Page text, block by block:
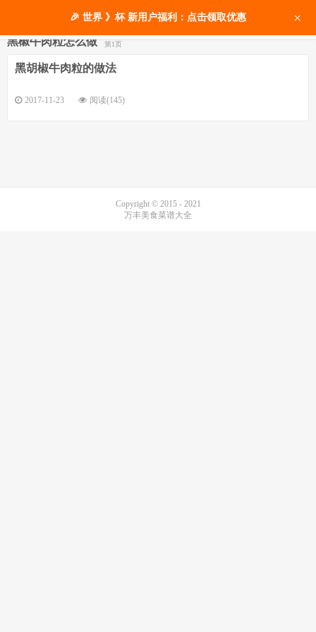
黑椒牛肉粒怎么做 第1页
黑胡椒牛肉粒的做法
2017-11-23 阅读(145)
Copyright © 2015 - 2021
万丰美食菜谱大全
🎉 世界 》杯 新用户福利：点击领取优惠 ×